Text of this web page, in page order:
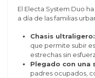
El Electa System Duo
a día de las familias
Chasis ultraligero:
que permite subir
estrechas sin
Plegado con una
padres ocupados,